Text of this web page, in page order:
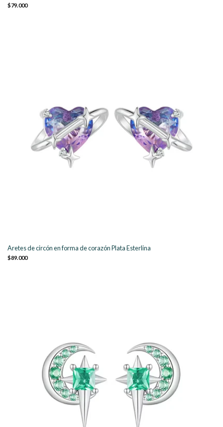
$79.000
Aretes de circón en forma de corazón Plata Esterlina
$89.000